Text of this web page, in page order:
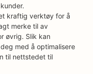
kraftig verktøy for å
merke til av
øvrig. Slik kan
med å optimalisere
til nettstedet til